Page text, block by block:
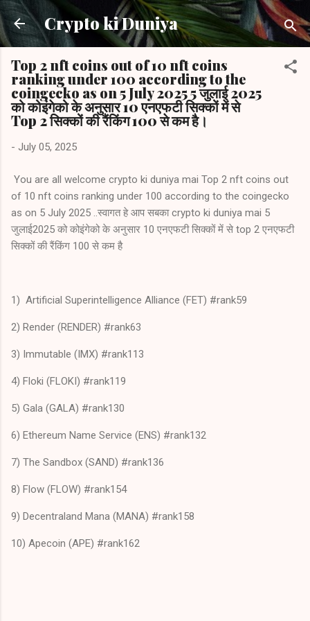
Skip to main content
Crypto ki Duniya
Top 2 nft coins out of 10 nft coins
ranking under 100 according to the
coingecko as on 5 July 2025 5 जुलाई 2025
को कोइंगेको के अनुसार 10 एनएफटी सिक्कों में से
Top 2 सिक्कों की रैंकिंग 100 से कम है।
- July 05, 2025
You are all welcome crypto ki duniya mai Top 2 nft coins out
of 10 nft coins ranking under 100 according to the coingecko
as on 5 July 2025 ..स्वागत हे आप सबका crypto ki duniya mai 5
जुलाई2025 को कोइंगेको के अनुसार 10 एनएफटी सिक्कों में से top 2 एनएफटी
सिक्कों की रैंकिंग 100 से कम है
1) Artificial Superintelligence Alliance (FET) #rank59
2) Render (RENDER) #rank63
3) Immutable (IMX) #rank113
4) Floki (FLOKI) #rank119
5) Gala (GALA) #rank130
6) Ethereum Name Service (ENS) #rank132
7) The Sandbox (SAND) #rank136
8) Flow (FLOW) #rank154
9) Decentraland Mana (MANA) #rank158
10) Apecoin (APE) #rank162